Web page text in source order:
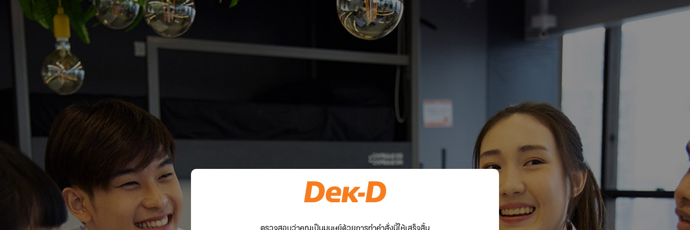
ตรวจสอบว่าคุณเป็นมนุษย์ด้วยการทำคำสั่งนี้ให้เสร็จสิ้น